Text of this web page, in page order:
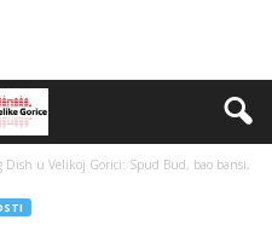
Dish u Velikoj Gorici: Spud Bud, bao bansi,